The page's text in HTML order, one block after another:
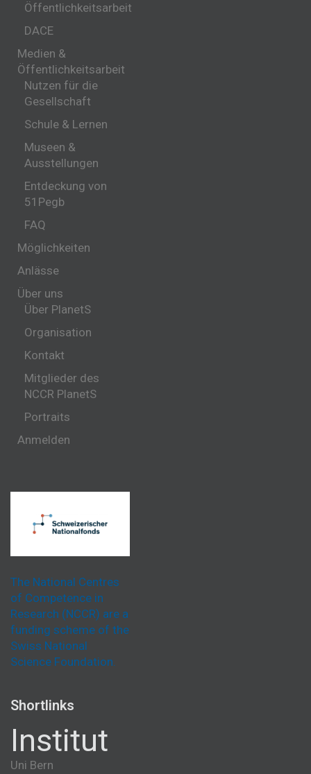
Öffentlichkeitsarbeit
DACE
Medien &
Öffentlichkeitsarbeit
Nutzen für die
Gesellschaft
Schule & Lernen
Museen &
Ausstellungen
Entdeckung von
51Pegb
FAQ
Möglichkeiten
Anlässe
Über uns
Über PlanetS
Organisation
Kontakt
Mitglieder des
NCCR PlanetS
Portraits
Anmelden
The National Centres
of Competence in
Research (NCCR) are a
funding scheme of the
Swiss National
Science Foundation.
Shortlinks
Institut
Uni Bern